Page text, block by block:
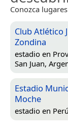
Conozca
Club Atlético
Zondina
estadio en
San Juan,
Estadio
Moche
estadio en Perú